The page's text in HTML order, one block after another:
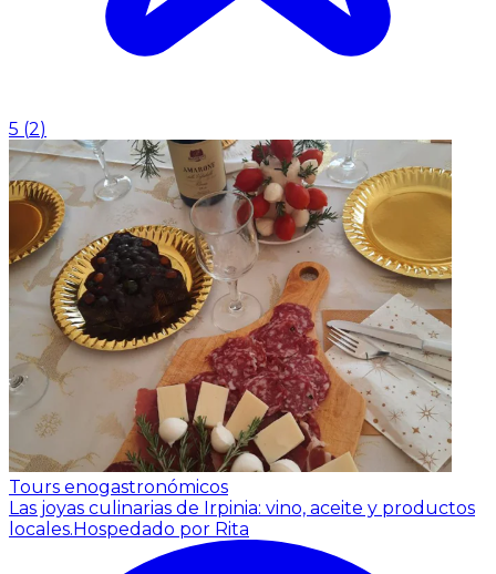
5 (2)
Tours enogastronómicos
Las joyas culinarias de Irpinia: vino, aceite y productos
locales.Hospedado por Rita